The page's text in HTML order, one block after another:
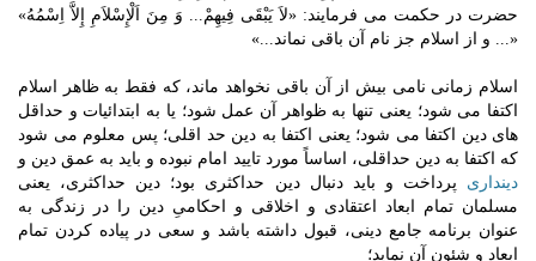
حضرت در حکمت می فرمایند: «لاَ یَبْقَى فِیهِمْ... وَ مِنَ اَلْإِسْلاَمِ إِلاَّ اِسْمُهُ»
«... و از اسلام جز نام آن باقی نماند...»
اسلام زمانی نامی بیش از آن باقی نخواهد ماند، که فقط به ظاهر اسلام
اکتفا می شود؛ یعنی تنها به ظواهر آن عمل شود؛ یا به ابتدائیات و حداقل
های دین اکتفا می شود؛ یعنی اکتفا به دین حد اقلی؛ پس معلوم می شود
که اکتفا به دین حداقلی، اساساً مورد تایید امام نبوده و باید به عمق دین و
دینداری پرداخت و باید دنبال دین حداکثری بود؛ دین حداکثری، یعنی
مسلمان تمام ابعاد اعتقادی و اخلاقی و احکامیِ دین را در زندگی به
عنوان برنامه جامع دینی، قبول داشته باشد و سعی در پیاده کردن تمام
ابعاد و شئون آن نماید؛